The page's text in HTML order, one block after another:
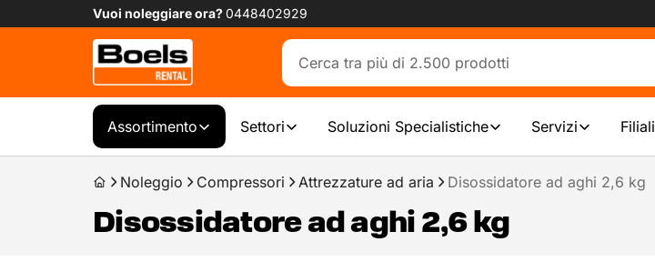
Vuoi noleggiare ora?0448402929
Assortimento Settori Soluzioni Specialistiche Servizi Filiali
Noleggio Compressori Attrezzature ad aria Disossidatore ad aghi 2,6 kg
Disossidatore ad aghi 2,6 kg